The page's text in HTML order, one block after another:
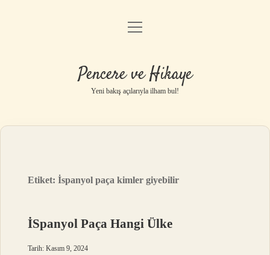
Anasayfa
Yasal Uyarı
menüyü
Pencere ve Hikaye
Yeni bakış açılarıyla ilham bul!
Etiket:İspanyol paça kimler giyebilir
İSpanyol Paça Hangi Ülke
Tarih: Kasım 9, 2024